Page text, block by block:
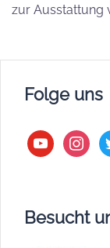
zur Ausstattung
Folge uns
youtube
Besucht